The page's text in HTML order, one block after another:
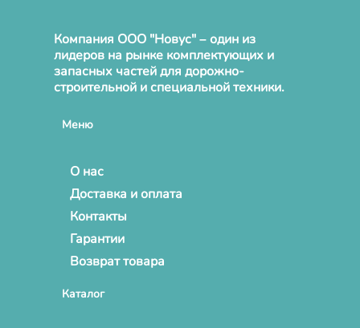
Компания ООО "Новус" – один из
лидеров на рынке комплектующих и
запасных частей для дорожно-
строительной и специальной техники.
Меню
О нас
Доставка и оплата
Контакты
Гарантии
Возврат товара
Каталог